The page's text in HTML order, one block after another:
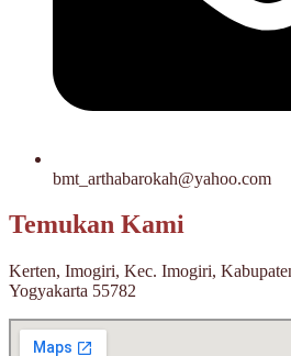
bmt_arthabarokah@yahoo.com
Temukan Kami
Kerten, Imogiri, Kec. Imogiri,
Yogyakarta 55782